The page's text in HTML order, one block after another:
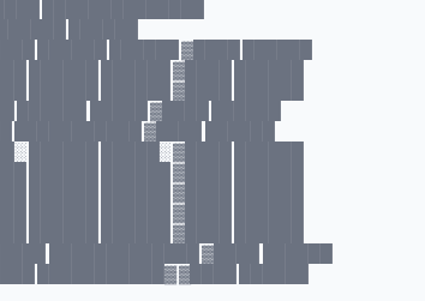
██████ ██████ ▓████ ██████
██████ ██████ ▓████ ██████
██████ ██████ ▓████ ██████
██████ █████ ▓████ ██████
███████████ ▓████ ██████
██████ █████░ ▓████ ██████
██████ ██████ ▓████ ██████
██████ ██████ ▓████ ██████
██████ ██████ ▓████ ██████
██████ ██████ ▓████ ██████
█████████████ ▓████ ██████
███████████▓ ▓████ ██████